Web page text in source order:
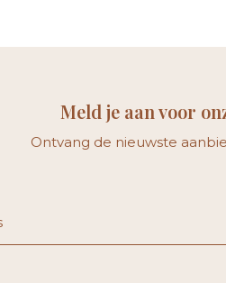
Meld je aan voor
Ontvang de nieuwste